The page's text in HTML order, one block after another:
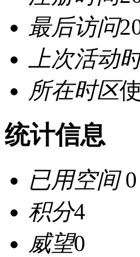
最后访问
上次活动
所在时区
统计信息
已用空间0
积分4
威望0